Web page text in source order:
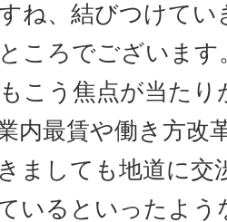
ね、結びつけて
ころでございます
こう焦点が当た
内最賃や働き方改
ましても地道に交
いるといったよう